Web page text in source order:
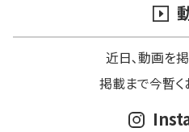
近日､動画を掲
掲載まで今暫く